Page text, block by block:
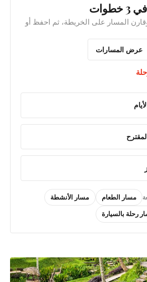
المسار على الخريطة، ثم احفظ أو
عرض المسارات
مسار الطعام مسار الأنشطة
رحلة بالسيارة